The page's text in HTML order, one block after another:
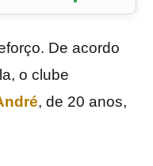
De acordo
o clube
, de 20 anos,